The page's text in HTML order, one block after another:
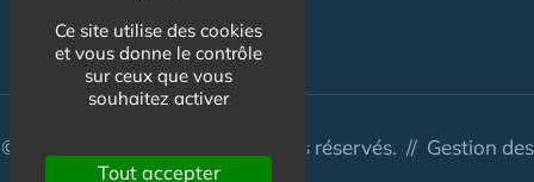
NOS AUTRES SITES :
© CapCampus 2026 - Tous droits réservés. // Gestion des
Ce site utilise des cookies
et vous donne le contrôle
sur ceux que vous
souhaitez activer
Tout accepter